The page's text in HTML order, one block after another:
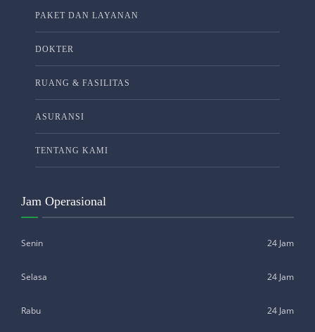
PAKET DAN LAYANAN
DOKTER
RUANG & FASILITAS
ASURANSI
TENTANG KAMI
Jam Operasional
Senin 24 Jam
Selasa 24 Jam
Rabu 24 Jam